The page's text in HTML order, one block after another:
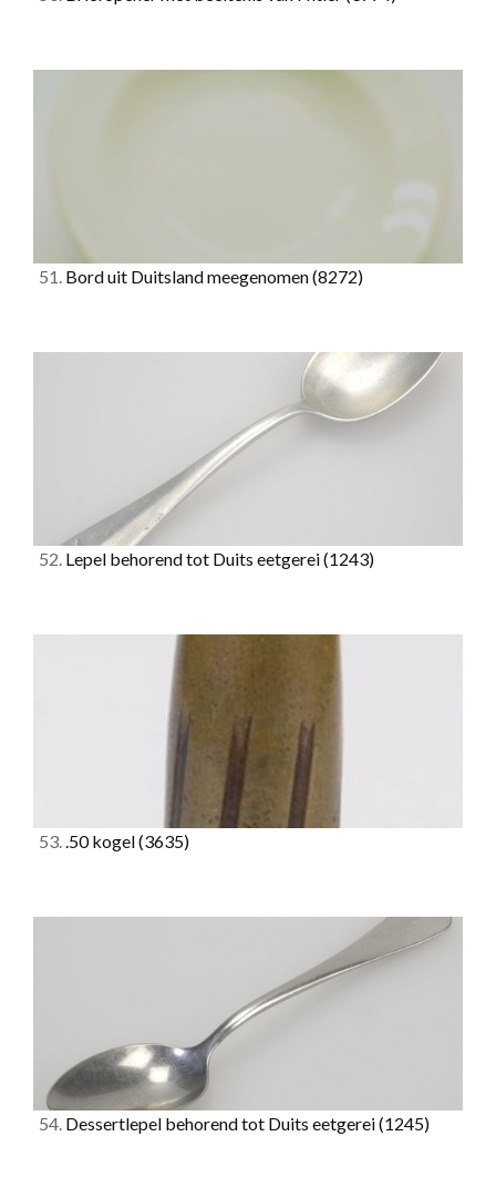
51. Bord uit Duitsland meegenomen(8272)
52. Lepel behorend tot Duits eetgerei(1243)
53..50 kogel(3635)
54. Dessertlepel behorend tot Duits eetgerei(1245)